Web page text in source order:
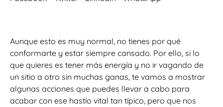
Aunque esto es muy normal, no tienes por qué
conformarte y estar siempre cansado. Por ello, si lo
que quieres es tener más energía y no ir vagando de
un sitio a otro sin muchas ganas, te vamos a mostrar
algunas acciones que puedes llevar a cabo para
acabar con ese hastío vital tan típico, pero que nos